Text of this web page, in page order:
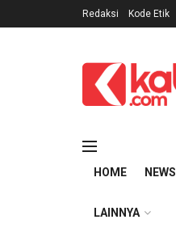
Redaksi Kode Etik
HOME NEWS
LAINNYA